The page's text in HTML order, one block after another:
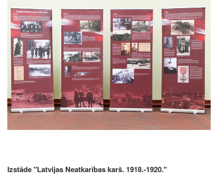
Izstāde "Latvijas Neatkarības karš. 1918.-1920."